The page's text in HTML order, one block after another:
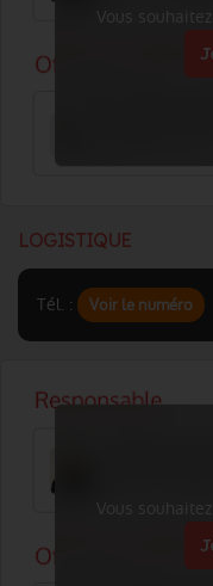
Vous
LOGISTIQUE
Tél. : Voir le numéro
Vous